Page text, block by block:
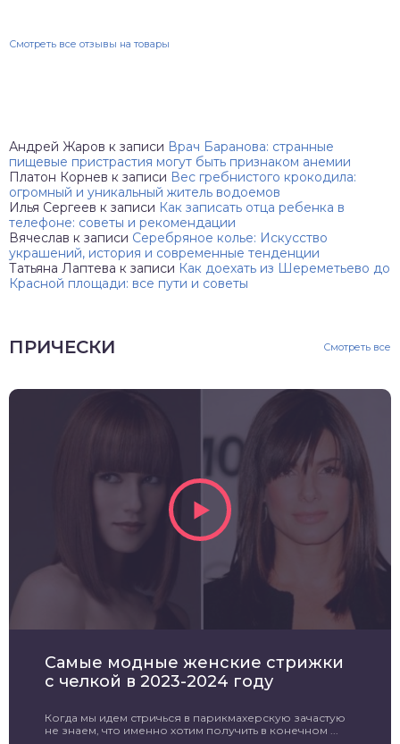
Смотреть все отзывы на товары
Андрей Жаров к записи Врач Баранова: странные
пищевые пристрастия могут быть признаком анемии
Платон Корнев к записи Вес гребнистого крокодила:
огромный и уникальный житель водоемов
Илья Сергеев к записи Как записать отца ребенка в
телефоне: советы и рекомендации
Вячеслав к записи Серебряное колье: Искусство
украшений, история и современные тенденции
Татьяна Лаптева к записи Как доехать из Шереметьево до
Красной площади: все пути и советы
ПРИЧЕСКИ Смотреть все
Самые модные женские стрижки
с челкой в 2023-2024 году
Когда мы идем стричься в парикмахерскую зачастую
не знаем, что именно хотим получить в конечном ...